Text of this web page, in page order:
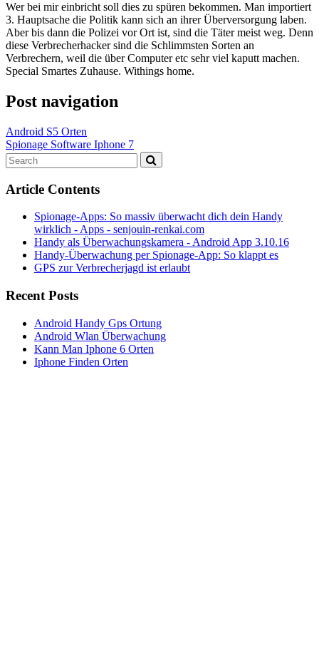
Wer bei mir einbricht soll dies zu spüren bekommen. Man importiert
3. Hauptsache die Politik kann sich an ihrer Überversorgung laben.
Aber bis dann die Polizei vor Ort ist, sind die Täter meist weg. Denn
diese Verbrecherhacker sind die Schlimmsten Sorten an
Verbrechern, weil die über Computer etc sehr viel kaputt machen.
Special Smartes Zuhause. Withings home.
Post navigation
Android S5 Orten
Spionage Software Iphone 7
Article Contents
Spionage-Apps: So massiv überwacht dich dein Handy
wirklich - Apps - senjouin-renkai.com
Handy als Überwachungskamera - Android App 3.10.16
Handy-Überwachung per Spionage-App: So klappt es
GPS zur Verbrecherjagd ist erlaubt
Recent Posts
Android Handy Gps Ortung
Android Wlan Überwachung
Kann Man Iphone 6 Orten
Iphone Finden Orten